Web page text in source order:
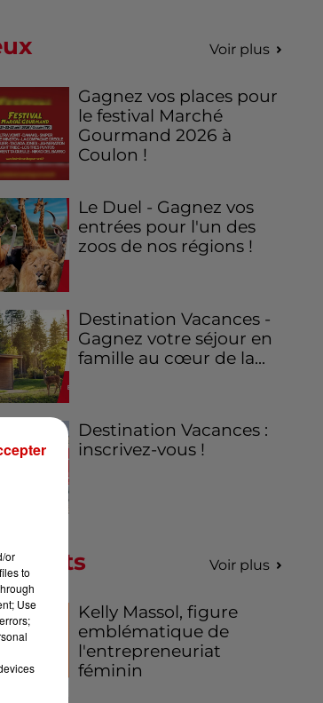
Voir plus
Gagnez vos places pour
le festival Marché
Gourmand 2026 à
Coulon !
Le Duel - Gagnez vos
entrées pour l'un des
zoos de nos régions !
Destination Vacances -
Gagnez votre séjour en
famille au cœur de la...
Destination Vacances :
inscrivez-vous !
Voir plus
Kelly Massol, figure
emblématique de
l'entrepreneuriat
féminin
or
to
Use